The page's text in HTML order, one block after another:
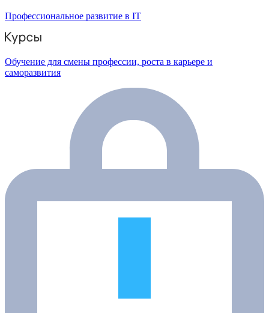
Профессиональное развитие в IT
Обучение для смены профессии, роста в карьере и
саморазвития